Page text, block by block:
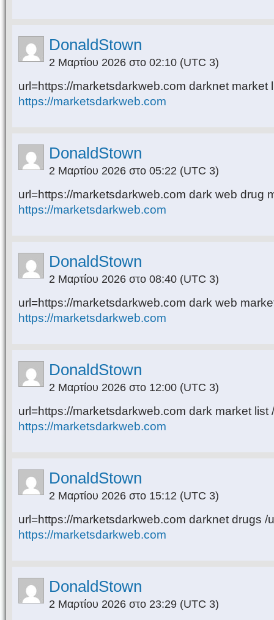
DonaldStown
2 Μαρτίου 2026 στο 02:10 (UTC 3)
url=https://marketsdarkweb.com darknet market
https://marketsdarkweb.com
DonaldStown
2 Μαρτίου 2026 στο 05:22 (UTC 3)
url=https://marketsdarkweb.com dark web drug
https://marketsdarkweb.com
DonaldStown
2 Μαρτίου 2026 στο 08:40 (UTC 3)
url=https://marketsdarkweb.com dark web
https://marketsdarkweb.com
DonaldStown
2 Μαρτίου 2026 στο 12:00 (UTC 3)
url=https://marketsdarkweb.com dark market list
https://marketsdarkweb.com
DonaldStown
2 Μαρτίου 2026 στο 15:12 (UTC 3)
url=https://marketsdarkweb.com darknet drugs /
https://marketsdarkweb.com
DonaldStown
2 Μαρτίου 2026 στο 23:29 (UTC 3)